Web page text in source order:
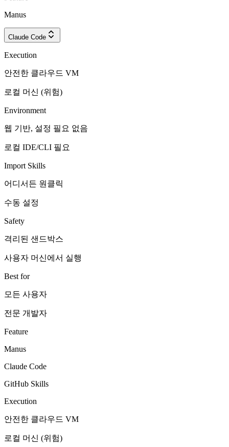
Manus
Claude Code
Execution
안전한 클라우드 VM
로컬 머신 (위험)
Environment
웹 기반, 설정 필요 없음
로컬 IDE/CLI 필요
Import Skills
어디서든 원클릭
수동 설정
Safety
격리된 샌드박스
사용자 머신에서 실행
Best for
모든 사용자
전문 개발자
Feature
Manus
Claude Code
GitHub Skills
Execution
안전한 클라우드 VM
로컬 머신 (위험)